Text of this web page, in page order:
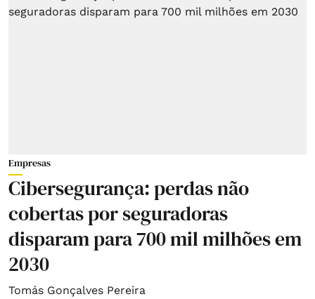
Empresas
Cibersegurança: perdas não
cobertas por seguradoras
disparam para 700 mil milhões em
2030
Tomás Gonçalves Pereira